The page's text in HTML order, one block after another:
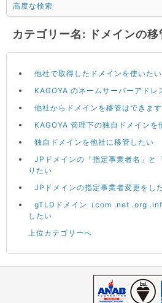
高度な検索
カテゴリー名: ドメインの移
他社で取得したドメインを使いたい
KAGOYA のネームサーバーアドレ
他社からドメインを移管はできます
KAGOYA 管理下の独自ドメインを
独自ドメインを他社に移管したい
JPドメインの「指定事業者名」と
りたい
JPドメインの指定事業者変更をし
gTLDドメイン（com .net .org
したい
上位カテゴリーへ